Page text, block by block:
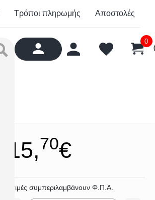
Τρόποι πληρωμής Αποστολές
0
15,70€
Οι τιμές συμπεριλαμβάνουν Φ.Π.Α.